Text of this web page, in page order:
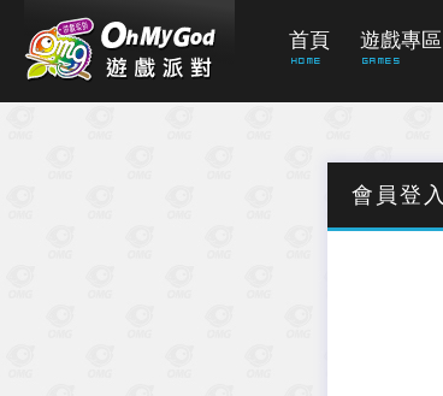
首頁
Home
遊戲專區
Games
會員登入